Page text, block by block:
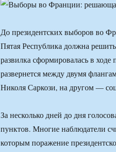
До президентских выборов во
Пятая Республика должна
развилка сформировалась в
развернется между двумя
Николя Саркози, на другом —
За несколько дней до дня
пунктов. Многие наблюдатели
которым поражение